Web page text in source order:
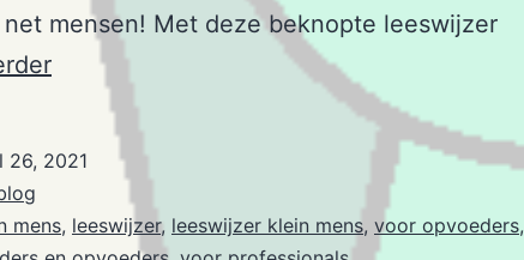
mensen! Met deze beknopte leeswijzer
Leeswijzer
tevreden’
26, 2021
mens, leeswijzer, leeswijzer klein mens, voor opvoeders,